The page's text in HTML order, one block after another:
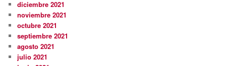
diciembre 2021
noviembre 2021
octubre 2021
septiembre 2021
agosto 2021
julio 2021